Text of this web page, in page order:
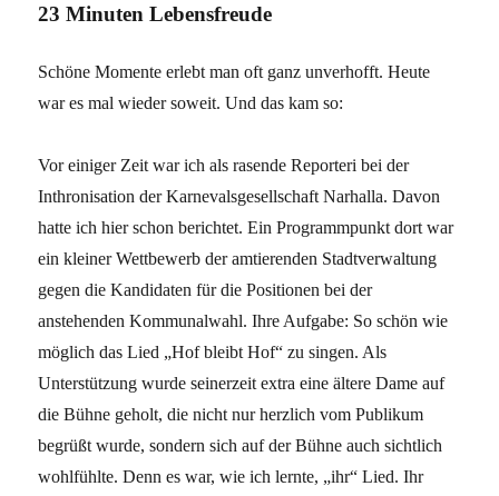
23 Minuten Lebensfreude
Schöne Momente erlebt man oft ganz unverhofft. Heute
war es mal wieder soweit. Und das kam so:
Vor einiger Zeit war ich als rasende Reporteri bei der
Inthronisation der Karnevalsgesellschaft Narhalla. Davon
hatte ich hier schon berichtet. Ein Programmpunkt dort war
ein kleiner Wettbewerb der amtierenden Stadtverwaltung
gegen die Kandidaten für die Positionen bei der
anstehenden Kommunalwahl. Ihre Aufgabe: So schön wie
möglich das Lied „Hof bleibt Hof“ zu singen. Als
Unterstützung wurde seinerzeit extra eine ältere Dame auf
die Bühne geholt, die nicht nur herzlich vom Publikum
begrüßt wurde, sondern sich auf der Bühne auch sichtlich
wohlfühlte. Denn es war, wie ich lernte, „ihr“ Lied. Ihr